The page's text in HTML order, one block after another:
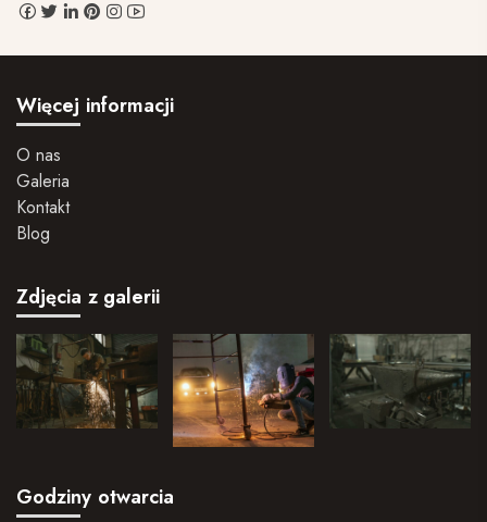
Więcej informacji
O nas
Galeria
Kontakt
Blog
Zdjęcia z galerii
Godziny otwarcia